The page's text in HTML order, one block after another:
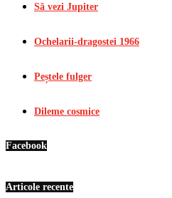
Să vezi Jupiter
Ochelarii-dragostei 1966
Peștele fulger
Dileme cosmice
Facebook
Articole recente